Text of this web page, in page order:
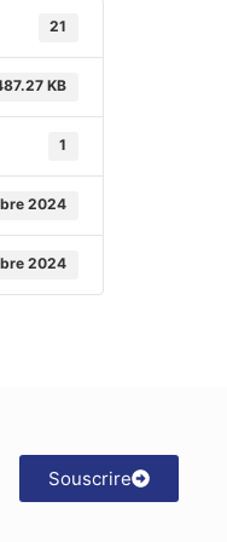
21
KB
1
2024
2024
Souscrire